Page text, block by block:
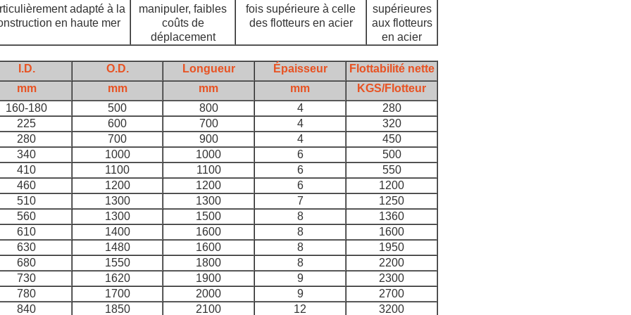
adapté à la
en haute mer
manipuler, faibles
coûts de
déplacement
fois supérieure à celle
des flotteurs en acier
supérieures
aux flotteurs
en acier
I.D. O.D. Longueur Épaisseur
Flottabilité nette
mm
mm mm mm
KGS/Flotteur
160-180
500 800 4
280
225
600 700 4
320
280
700 900 4
450
340
1000 1000 6
500
410
1100 1100 6
550
460
1200 1200 6
1200
510
1300 1300 7
1250
560
1300 1500 8
1360
610
1400 1600 8
1600
630
1480 1600 8
1950
680
1550 1800 8
2200
730
1620 1900 9
2300
780
1700 2000 9
2700
840
1850 2100 12 3200